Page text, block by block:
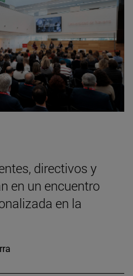
directivos y
en un encuentro
en la